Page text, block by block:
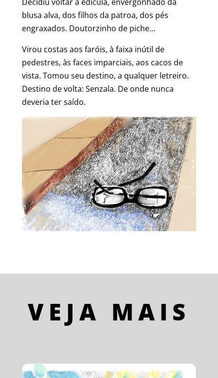
blusa alva, dos filhos da patroa, dos pés
engraxados. Doutorzinho de piche…
Virou costas aos faróis, à faixa inútil de
pedestres, às faces imparciais, aos cacos de
vista. Tomou seu destino, a qualquer letreiro.
Destino de volta: Senzala. De onde nunca
deveria ter saído.
VEJA MAIS